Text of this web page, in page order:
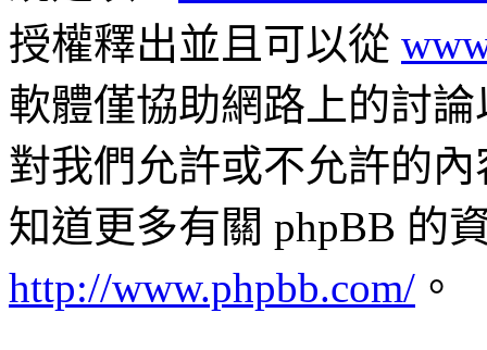
授權釋出並且可以從
軟體僅協助網路上的討
對我們允許或不允許的
知道更多有關 phpBB 的
http://www.phpbb.com/ 。